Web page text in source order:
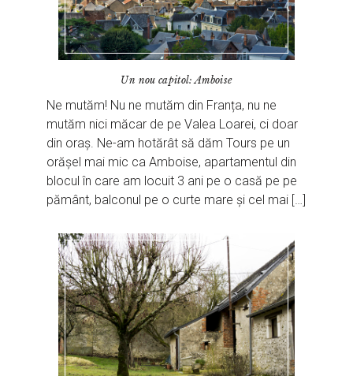
Un nou capitol: Amboise
Ne mutăm! Nu ne mutăm din Franța, nu ne
mutăm nici măcar de pe Valea Loarei, ci doar
din oraș. Ne-am hotărât să dăm Tours pe un
orășel mai mic ca Amboise, apartamentul din
blocul în care am locuit 3 ani pe o casă pe pe
pământ, balconul pe o curte mare și cel mai […]